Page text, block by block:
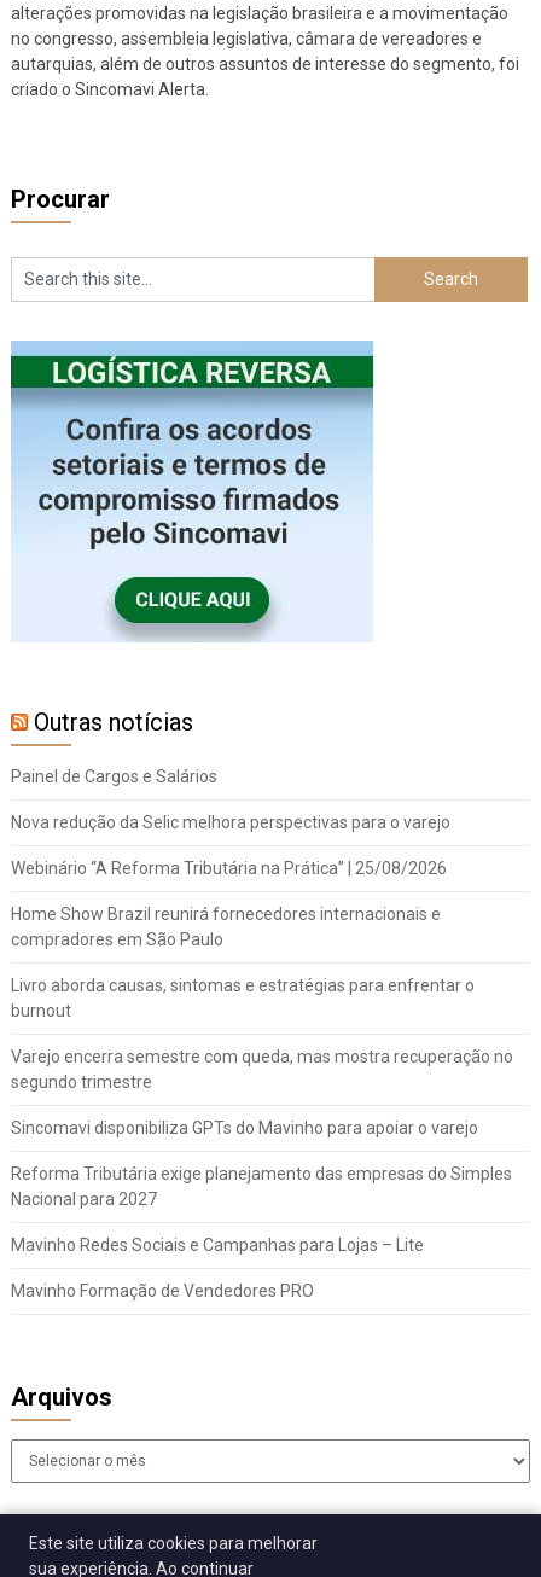
alterações promovidas na legislação brasileira e a movimentação
no congresso, assembleia legislativa, câmara de vereadores e
autarquias, além de outros assuntos de interesse do segmento, foi
criado o Sincomavi Alerta.
Procurar
Outras notícias
Painel de Cargos e Salários
Nova redução da Selic melhora perspectivas para o varejo
Webinário “A Reforma Tributária na Prática” | 25/08/2026
Home Show Brazil reunirá fornecedores internacionais e
compradores em São Paulo
Livro aborda causas, sintomas e estratégias para enfrentar o
burnout
Varejo encerra semestre com queda, mas mostra recuperação no
segundo trimestre
Sincomavi disponibiliza GPTs do Mavinho para apoiar o varejo
Reforma Tributária exige planejamento das empresas do Simples
Nacional para 2027
Mavinho Redes Sociais e Campanhas para Lojas – Lite
Mavinho Formação de Vendedores PRO
Arquivos
Arquivos
Este site utiliza cookies para melhorar
sua experiência. Ao continuar